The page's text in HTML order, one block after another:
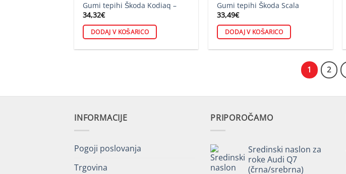
Gumi tepihi Škoda Kodiaq –
34,32€
DODAJ V KOŠARICO
Gumi tepihi Škoda Scala
33,49€
DODAJ V KOŠARICO
1 2
INFORMACIJE
Pogoji poslovanja
Trgovina
PRIPOROČAMO
Sredinski naslon za
roke Audi Q7
(črna/srebrna)